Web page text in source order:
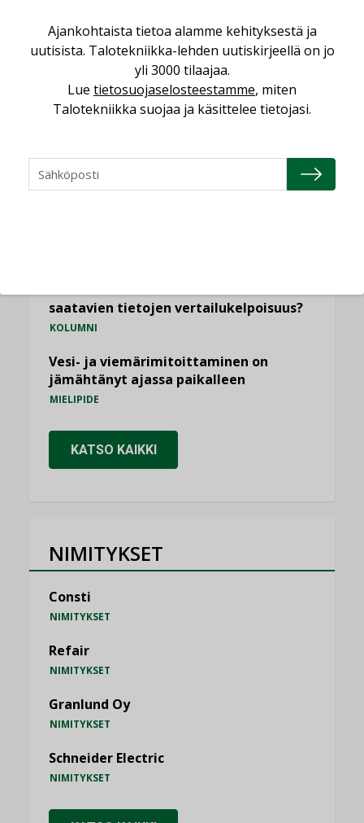
NÄKÖKULMIA
Puheista tekoihin – uusin teknologia
käyttöön kiinteistöissä
Sähköistäminen säästää euroja
KOLUMNI
saatavien tietojen vertailukelpoisuus?
KOLUMNI
Vesi- ja viemärimitoittaminen on
jämähtänyt ajassa paikalleen
MIELIPIDE
KATSO KAIKKI
NIMITYKSET
Consti
NIMITYKSET
Refair
NIMITYKSET
Granlund Oy
NIMITYKSET
Schneider Electric
NIMITYKSET
Ajankohtaista tietoa alamme kehityksestä ja
uutisista. Talotekniikka-lehden uutiskirjeellä on jo
yli 3000 tilaajaa.
Lue tietosuojaselosteestamme, miten
Talotekniikka suojaa ja käsittelee tietojasi.